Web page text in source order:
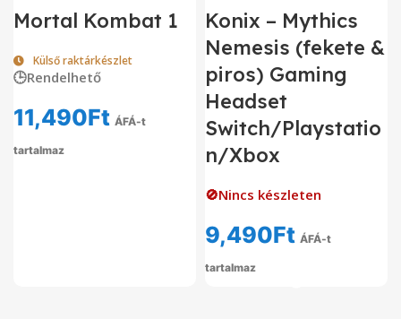
Mortal Kombat 1
Külső raktárkészlet
🕒Rendelhető
11,490Ft ÁFÁ-t
tartalmaz
Konix – Mythics
Nemesis (fekete &
piros) Gaming
Headset
Switch/Playstatio
n/Xbox
🚫Nincs készleten
9,490Ft ÁFÁ-t
tartalmaz